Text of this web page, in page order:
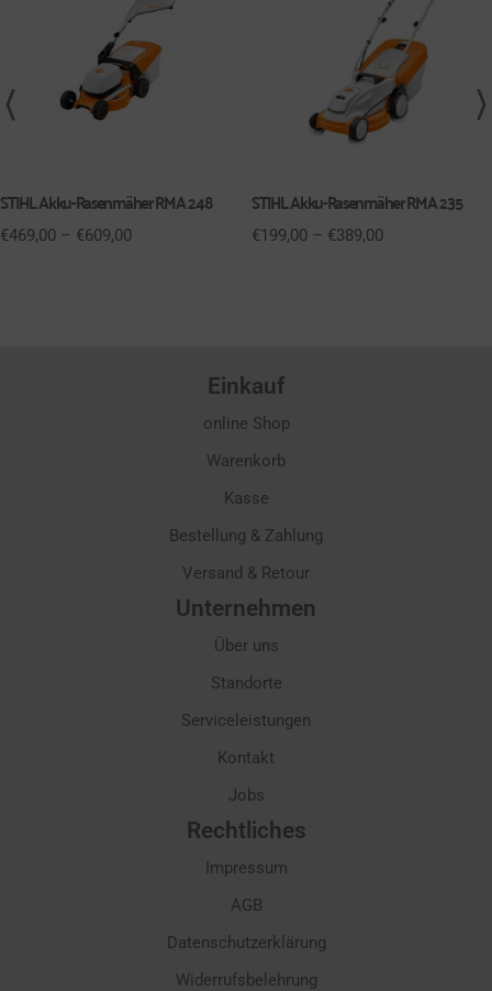
STIHL Akku-Rasenmäher RMA 248
€469,00 – €609,00
STIHL Akku-Rasenmäher RMA 235
€199,00 – €389,00
Einkauf
online Shop
Warenkorb
Kasse
Bestellung & Zahlung
Versand & Retour
Unternehmen
Über uns
Standorte
Serviceleistungen
Kontakt
Jobs
Rechtliches
Impressum
AGB
Datenschutzerklärung
Widerrufsbelehrung